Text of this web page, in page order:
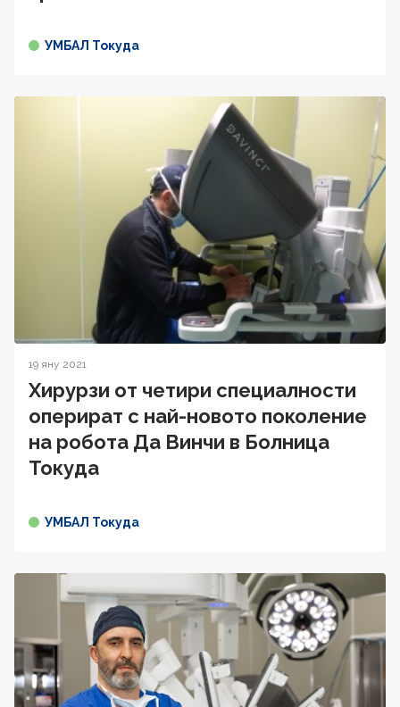
УМБАЛ Токуда
19 яну 2021
Хирурзи от четири специалности
оперират с най-новото поколение
на робота Да Винчи в Болница
Токуда
УМБАЛ Токуда